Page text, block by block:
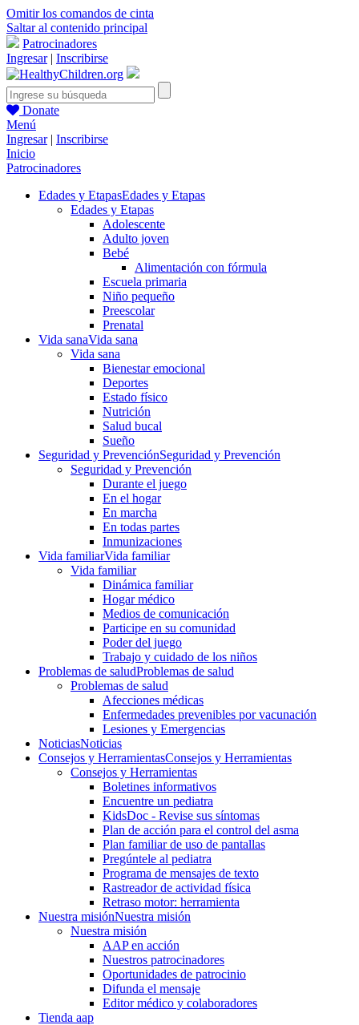
Omitir los comandos de cinta
Saltar al contenido principal
Patrocinadores
Ingresar| Inscribirse
Donate
Menú
Ingresar| Inscribirse
Inicio
Patrocinadores
Edades y EtapasEdades y Etapas
Edades y Etapas
Adolescente
Adulto joven
Bebé
Alimentación con fórmula
Escuela primaria
Niño pequeño
Preescolar
Prenatal
Vida sanaVida sana
Vida sana
Bienestar emocional
Deportes
Estado físico
Nutrición
Salud bucal
Sueño
Seguridad y PrevenciónSeguridad y Prevención
Seguridad y Prevención
Durante el juego
En el hogar
En marcha
En todas partes
Inmunizaciones
Vida familiarVida familiar
Vida familiar
Dinámica familiar
Hogar médico
Medios de comunicación
Participe en su comunidad
Poder del juego
Trabajo y cuidado de los niños
Problemas de saludProblemas de salud
Problemas de salud
Afecciones médicas
Enfermedades prevenibles por vacunación
Lesiones y Emergencias
NoticiasNoticias
Consejos y HerramientasConsejos y Herramientas
Consejos y Herramientas
Boletines informativos
Encuentre un pediatra
KidsDoc - Revise sus síntomas
Plan de acción para el control del asma
Plan familiar de uso de pantallas
Pregúntele al pediatra
Programa de mensajes de texto
Rastre​​ador de activida​d física
Retraso motor: herramienta
Nuestra misiónNuestra misión
Nuestra misión
AAP en acción
Nuestros patrocinadores
Oportunidades de patrocinio
Difunda el mensaje
Editor médico y colaboradores
Tienda aap